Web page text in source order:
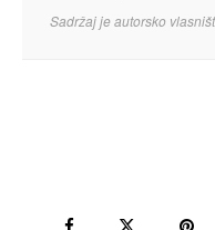
Sadržaj je autorsko